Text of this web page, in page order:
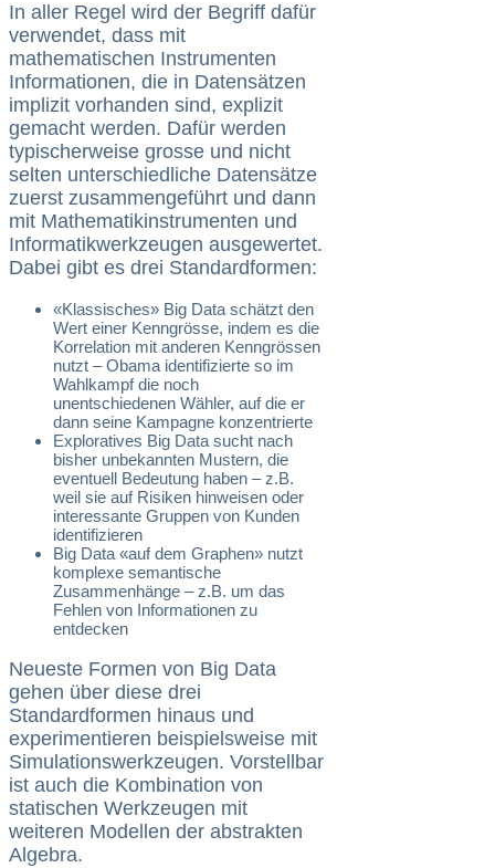
In aller Regel wird der Begriff dafür
verwendet, dass mit
mathematischen Instrumenten
Informationen, die in Datensätzen
implizit vorhanden sind, explizit
gemacht werden. Dafür werden
typischerweise grosse und nicht
selten unterschiedliche Datensätze
zuerst zusammengeführt und dann
mit Mathematikinstrumenten und
Informatikwerkzeugen ausgewertet.
Dabei gibt es drei Standardformen:
«Klassisches» Big Data schätzt den
Wert einer Kenngrösse, indem es die
Korrelation mit anderen Kenngrössen
nutzt – Obama identifizierte so im
Wahlkampf die noch
unentschiedenen Wähler, auf die er
dann seine Kampagne konzentrierte
Exploratives Big Data sucht nach
bisher unbekannten Mustern, die
eventuell Bedeutung haben – z.B.
weil sie auf Risiken hinweisen oder
interessante Gruppen von Kunden
identifizieren
Big Data «auf dem Graphen» nutzt
komplexe semantische
Zusammenhänge – z.B. um das
Fehlen von Informationen zu
entdecken
Neueste Formen von Big Data
gehen über diese drei
Standardformen hinaus und
experimentieren beispielsweise mit
Simulationswerkzeugen. Vorstellbar
ist auch die Kombination von
statischen Werkzeugen mit
weiteren Modellen der abstrakten
Algebra.